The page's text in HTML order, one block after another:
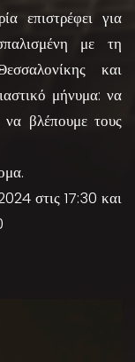
επιστρέφει για
με τη
και
μήνυμα: να
να βλέπουμε τους
στις 17:30 και